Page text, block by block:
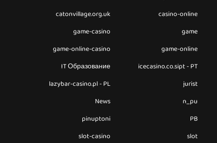
casino-online
catonvillage.org.uk
game
game-casino
game-online
game-online-casino
icecasino.co.sipt - PT
IT Образование
jurist
lazybar-casino.pl - PL
n_pu
News
PB
pinuptoni
slot
slot-casino